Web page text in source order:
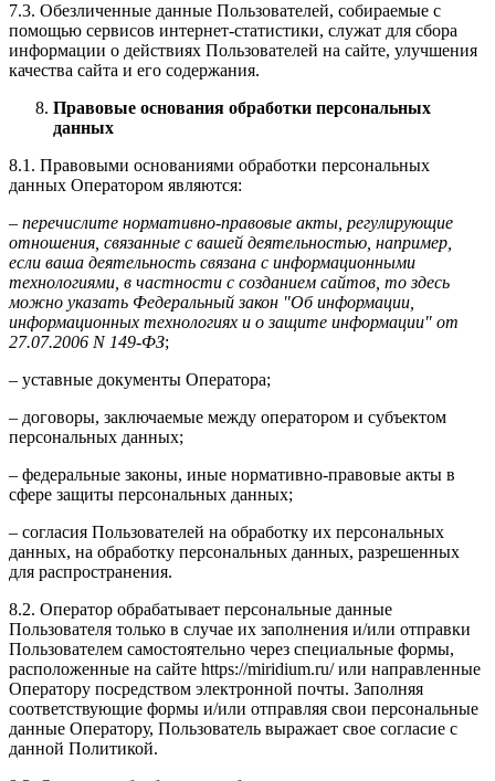
7.3. Обезличенные данные Пользователей, собираемые с
помощью сервисов интернет-статистики, служат для сбора
информации о действиях Пользователей на сайте, улучшения
качества сайта и его содержания.
Правовые основания обработки персональных
данных
8.1. Правовыми основаниями обработки персональных
данных Оператором являются:
– перечислите нормативно-правовые акты, регулирующие
отношения, связанные с вашей деятельностью, например,
если ваша деятельность связана с информационными
технологиями, в частности с созданием сайтов, то здесь
можно указать Федеральный закон "Об информации,
информационных технологиях и о защите информации" от
27.07.2006 N 149-ФЗ;
– уставные документы Оператора;
– договоры, заключаемые между оператором и субъектом
персональных данных;
– федеральные законы, иные нормативно-правовые акты в
сфере защиты персональных данных;
– согласия Пользователей на обработку их персональных
данных, на обработку персональных данных, разрешенных
для распространения.
8.2. Оператор обрабатывает персональные данные
Пользователя только в случае их заполнения и/или отправки
Пользователем самостоятельно через специальные формы,
расположенные на сайте https://miridium.ru/ или направленные
Оператору посредством электронной почты. Заполняя
соответствующие формы и/или отправляя свои персональные
данные Оператору, Пользователь выражает свое согласие с
данной Политикой.